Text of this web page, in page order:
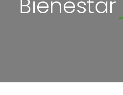
Bienestar